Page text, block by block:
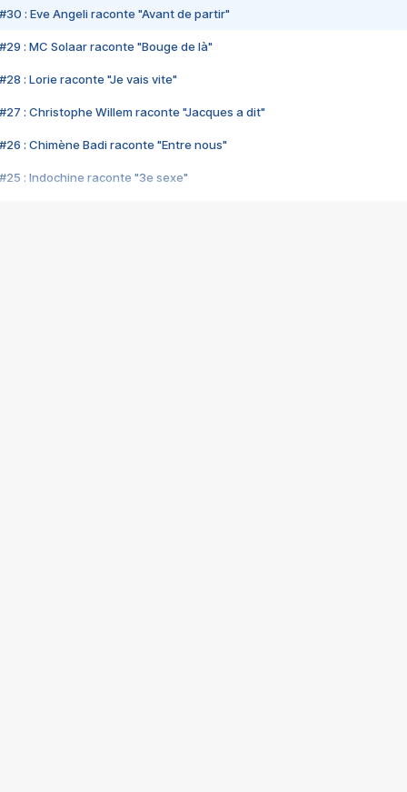
#30 : Eve Angeli raconte "Avant de partir"
#29 : MC Solaar raconte "Bouge de là"
#28 : Lorie raconte "Je vais vite"
#27 : Christophe Willem raconte "Jacques a dit"
#26 : Chimène Badi raconte "Entre nous"
#25 : Indochine raconte "3e sexe"